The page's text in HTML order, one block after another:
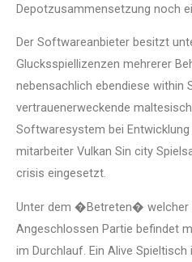
Depotzusammensetzung noch
Der Softwareanbieter besitzt
Glucksspiellizenzen mehrerer
nebensachlich ebendiese within
vertrauenerweckende
Softwaresystem bei
mitarbeiter Vulkan Sin city
crisis eingesetzt.
Unter dem �Betreten� welcher
Angeschlossen Partie befindet
im Durchlauf. Ein Alive